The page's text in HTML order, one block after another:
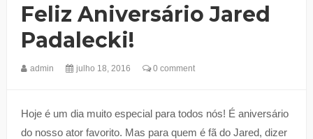
Feliz Aniversário Jared
Padalecki!
admin julho 18, 2016 0 comment
Hoje é um dia muito especial para todos nós! É aniversário
do nosso ator favorito. Mas para quem é fã do Jared, dizer